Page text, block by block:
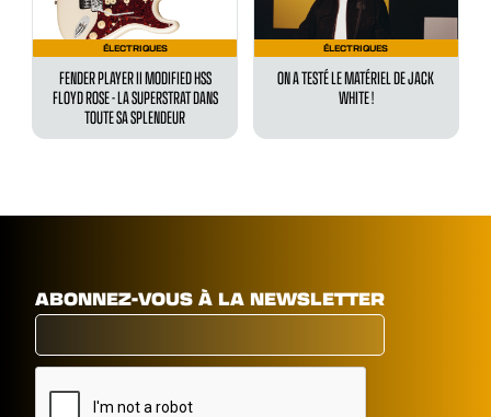
ÉLECTRIQUES
FENDER PLAYER II MODIFIED HSS
FLOYD ROSE - LA SUPERSTRAT DANS
TOUTE SA SPLENDEUR
ÉLECTRIQUES
ON A TESTÉ LE MATÉRIEL DE JACK
WHITE !
ABONNEZ-VOUS À LA NEWSLETTER